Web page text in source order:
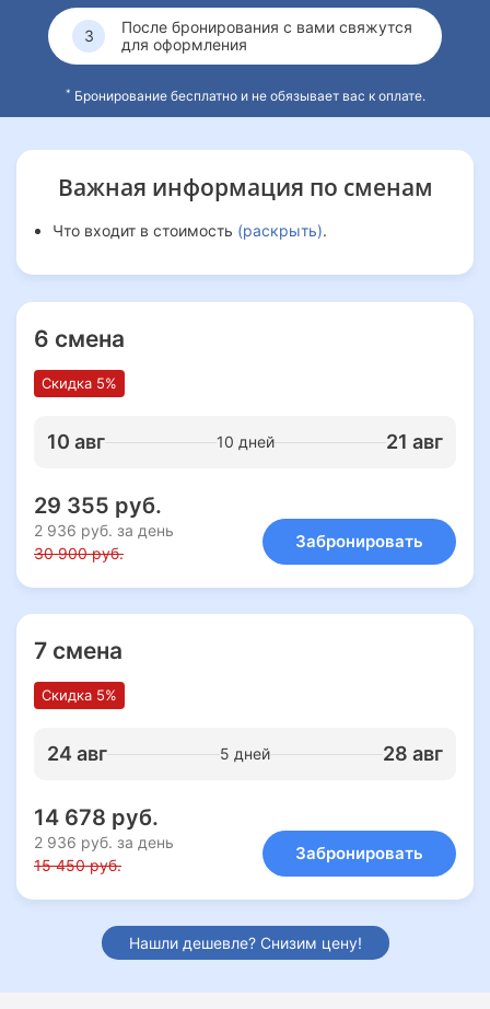
После бронирования с вами свяжутся
для оформления
* Бронирование бесплатно и не обязывает вас к оплате.
Важная информация по сменам
Что входит в стоимость (раскрыть).
6 смена
Скидка 5%
10 авг 10 дней 21 авг
29 355 руб.
2 936 руб. за день
30 900 руб.
Забронировать
7 смена
Скидка 5%
24 авг 5 дней 28 авг
14 678 руб.
2 936 руб. за день
15 450 руб.
Забронировать
Нашли дешевле? Снизим цену!